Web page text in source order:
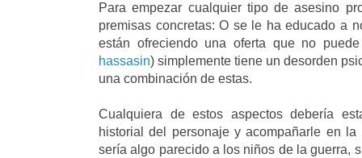
Para empezar cualquier tipo de asesino
premisas concretas: O se le ha educado a
están ofreciendo una oferta que no
hassasin) simplemente tiene un desorden
una combinación de estas.
Cualquiera de estos aspectos debería
historial del personaje y acompañarle en
sería algo parecido a los niños de la guerra,